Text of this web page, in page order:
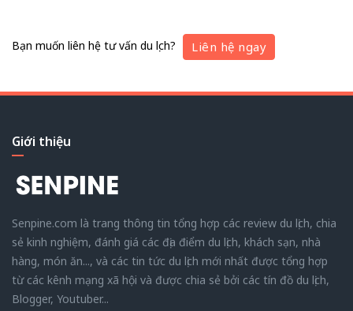
Bạn muốn liên hệ tư vấn du lịch? Liên hệ ngay
Giới thiệu
Senpine.com là trang thông tin tổng hợp các review du lịch, chia
sẻ kinh nghiệm, đánh giá các địa điểm du lịch, khách sạn, nhà
hàng, món ăn..., và các tin tức du lịch mới nhất được tổng hợp
từ các kênh mạng xã hội và được chia sẻ bởi các tín đồ du lịch,
Blogger, Youtuber...